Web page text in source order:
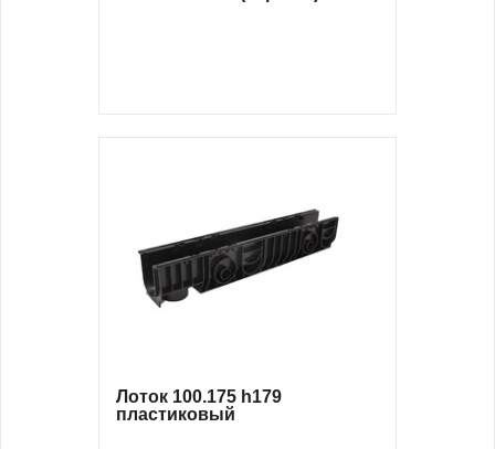
Лоток 100.175 h179
пластиковый